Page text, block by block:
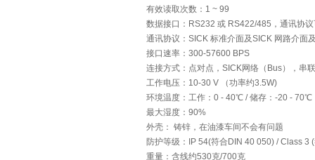
有效读取次数：1 ~ 99
数据接口：RS232 或 RS422/485，通讯协
通讯协议：SICK 标准介面及SICK 网路介面
接口速率：300-57600 BPS
连接方式：点对点，SICK网络（Bus），串
工作电压：10-30 V （功率约3.5W)
环境温度：工作：0 - 40℃ / 储存：-20 - 70℃
最大湿度：90%
外壳： 铸锌，在油漆车间不会有问题
防护等级：IP 54(符合DIN 40 050) / Class 3
重量：含线约530克/700克